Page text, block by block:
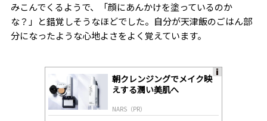
みこんでくるようで、「顔にあんかけを塗っているのか
な？」と錯覚しそうなほどでした。自分が天津飯のごはん部
分になったような心地よさをよく覚えています。
朝クレンジングでメイク映
えする潤い美肌へ
NARS（PR）